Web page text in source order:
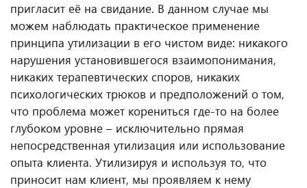
пригласит её на свидание. В данном случае мы
можем наблюдать практическое применение
принципа утилизации в его чистом виде: никакого
нарушения установившегося взаимопонимания,
никаких терапевтических споров, никаких
психологических трюков и предположений о том,
что проблема может корениться где-то на более
глубоком уровне – исключительно прямая
непосредственная утилизация или использование
опыта клиента. Утилизируя и используя то, что
приносит нам клиент, мы проявляем к нему